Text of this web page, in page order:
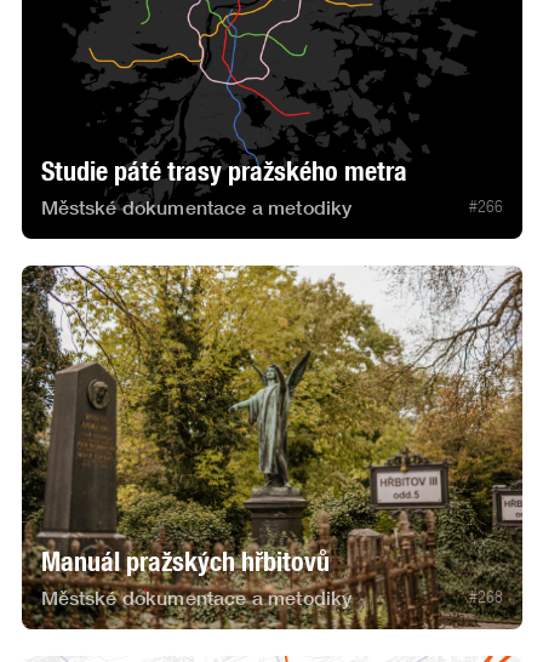
Studie páté trasy pražského metra
Městské dokumentace a metodiky #266
Manuál pražských hřbitovů
Městské dokumentace a metodiky #268